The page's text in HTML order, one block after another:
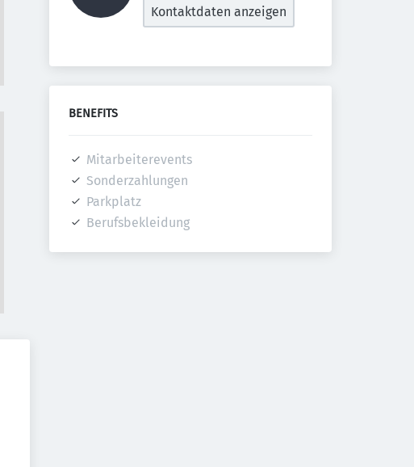
Kontaktdaten anzeigen
BENEFITS
Mitarbeiterevents
Sonderzahlungen
Parkplatz
Berufsbekleidung